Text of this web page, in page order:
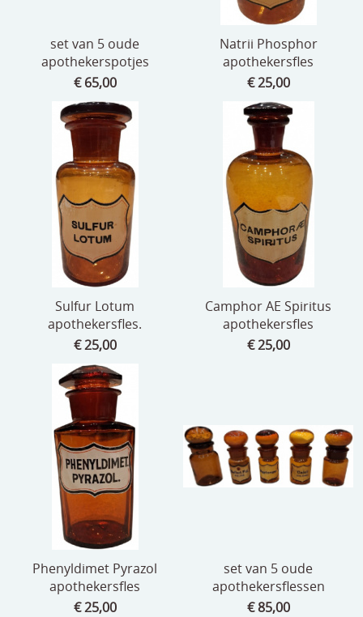
set van 5 oude
apothekerspotjes
€ 65,00
Natrii Phosphor
apothekersfles
€ 25,00
Sulfur Lotum
apothekersfles.
€ 25,00
Camphor AE Spiritus
apothekersfles
€ 25,00
Phenyldimet Pyrazol
apothekersfles
€ 25,00
set van 5 oude
apothekersflessen
€ 85,00